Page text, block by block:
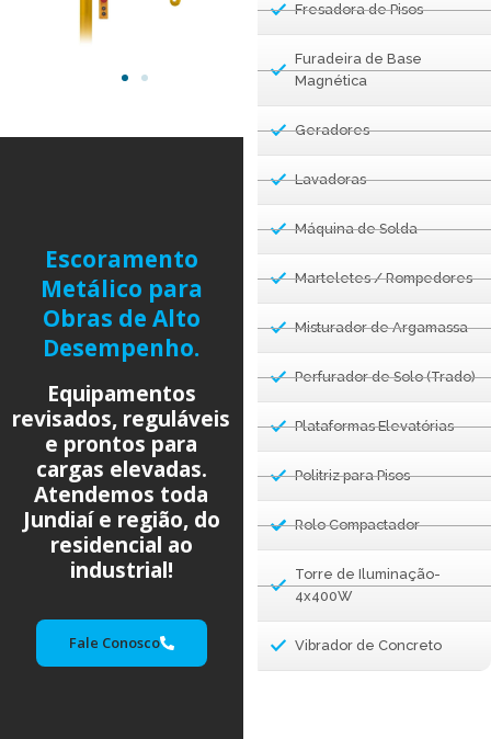
Fresadora de Pisos
Furadeira de Base
Magnética
Geradores
Lavadoras
Máquina de Solda
Marteletes / Rompedores
Misturador de Argamassa
Perfurador de Solo (Trado)
Plataformas Elevatórias
Politriz para Pisos
Rolo Compactador
Torre de Iluminação-
4x400W
Vibrador de Concreto
Escoramento
Metálico para
Obras de Alto
Desempenho.
Equipamentos
revisados, reguláveis
e prontos para
cargas elevadas.
Atendemos toda
Jundiaí e região, do
residencial ao
industrial!
Fale Conosco